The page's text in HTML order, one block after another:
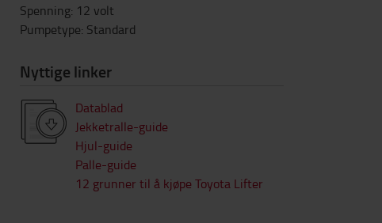
Spenning: 12 volt
Pumpetype: Standard
Nyttige linker
Datablad
Jekketralle-guide
Hjul-guide
Palle-guide
12 grunner til å kjøpe Toyota Lifter